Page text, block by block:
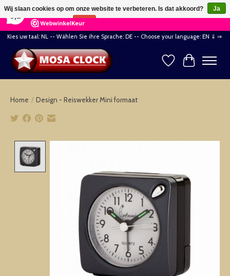
164 Reviews ×
Kies uw taal: NL -- Wählen Sie ihre Sprache: DE -- Choose your language: EN ⇓ ⇒
Verlanglijst
Home / Design - Reiswekker Mini formaat
Wij slaan cookies op om onze website te verbeteren. Is dat akkoord?
Ja
Nee